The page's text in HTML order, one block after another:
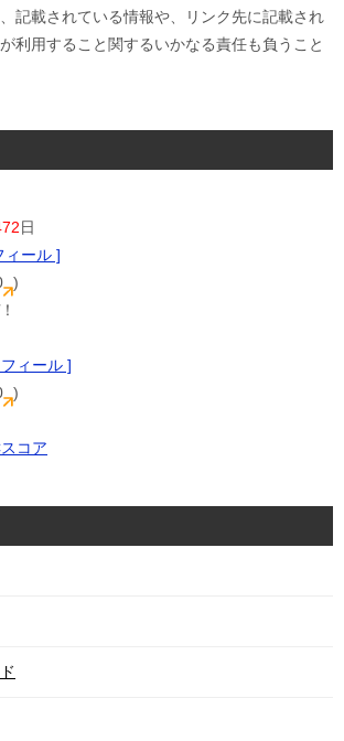
記載されている情報や、リンク先に記載され
利用すること関するいかなる責任も負うこと
日
ィール ]
)
ィール ]
)
コア